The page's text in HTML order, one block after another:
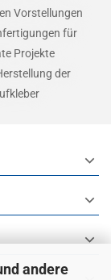
andere
Vorstellungen
für
Projekte
der
expand_more
expand_more
expand_more